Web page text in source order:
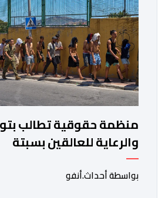
منظمة حقوقية تطالب
والرعاية للعالقين بسبتة
بواسطة أحداث.أنفو